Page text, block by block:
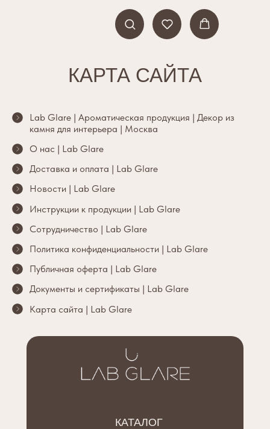
КАРТА САЙТА
Lab Glare | Ароматическая продукция | Декор из
камня для интерьера | Москва
О нас | Lab Glare
Доставка и оплата | Lab Glare
Новости | Lab Glare
Инструкции к продукции | Lab Glare
Сотрудничество | Lab Glare
Политика конфиденциальности | Lab Glare
Публичная оферта | Lab Glare
Документы и сертификаты | Lab Glare
Карта сайта | Lab Glare
КАТАЛОГ